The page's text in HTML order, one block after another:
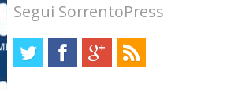
Segui SorrentoPress